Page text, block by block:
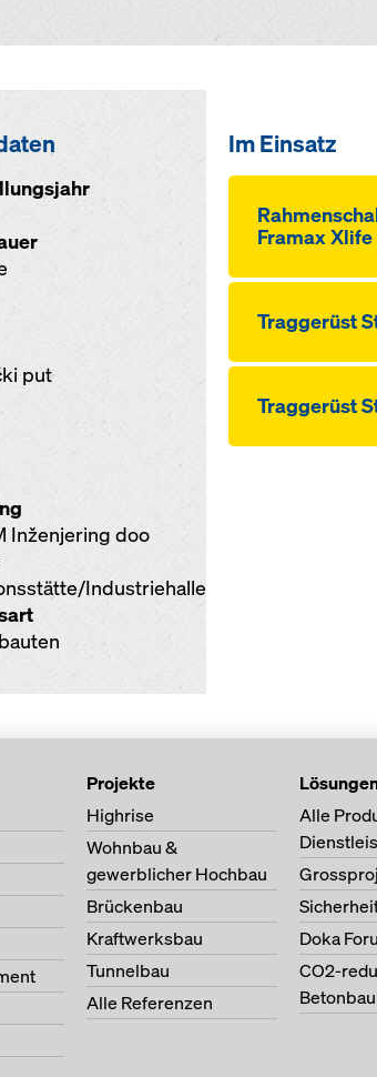
put
Inženjering doo
Industriehalle
Im Einsatz
Framax Xlife
Traggerüst
Traggerüst
Projekte
Highrise
Wohnbau &
gewerblicher Hochbau
Brückenbau
Kraftwerksbau
Tunnelbau
Alle Referenzen
Alle
Doka
CO2-
Betonbau